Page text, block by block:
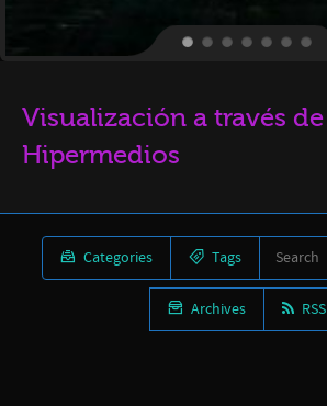
Visualización a través de
Hipermedios
Categories Tags
Archives RSS